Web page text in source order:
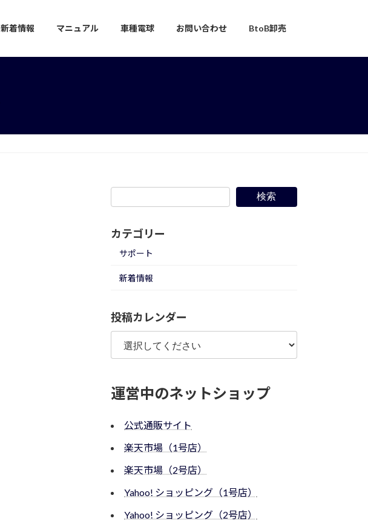
新着情報 マニュアル 車種電球 お問い合わせ BtoB卸売
検索
カテゴリー
サポート
新着情報
投稿カレンダー
運営中のネットショップ
公式通販サイト
楽天市場（1号店）
楽天市場（2号店）
Yahoo! ショッピング（1号店）
Yahoo! ショッピング（2号店）